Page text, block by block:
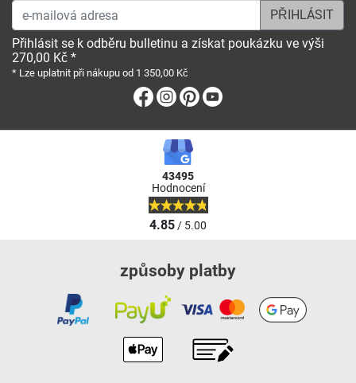
e-mailová adresa
Přihlásit se k odběru bulletinu a získat poukázku ve výši
270,00 Kč *
* Lze uplatnit při nákupu od 1 350,00 Kč
Facebook
Instagram
Pinterest
43495
Hodnocení
4.85/ 5.00
způsoby platby